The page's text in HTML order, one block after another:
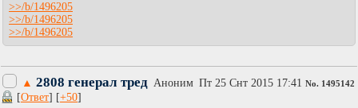
>>/b/1496205
>>/b/1496205
>>/b/1496205
▲ 2808 генерал тред Аноним Пт 25 Снт 2015 17:41 No. 1495142
[Ответ] [+50]